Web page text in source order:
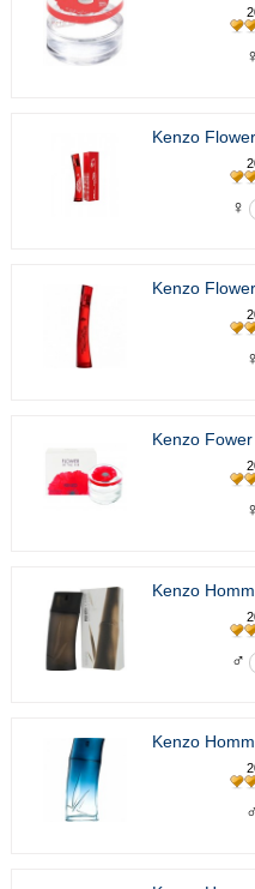
♀
Kenzo
♀
Kenzo
♀
Kenzo
♀
Kenzo
♂
Kenzo